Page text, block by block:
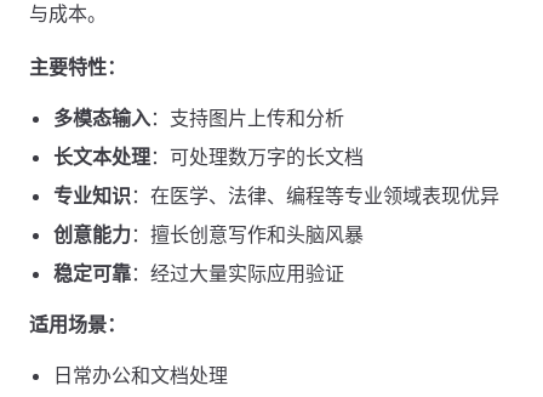
与成本。
主要特性：
多模态输入：支持图片上传和分析
长文本处理：可处理数万字的长文档
专业知识：在医学、法律、编程等专业领域表现优异
创意能力：擅长创意写作和头脑风暴
稳定可靠：经过大量实际应用验证
适用场景：
日常办公和文档处理